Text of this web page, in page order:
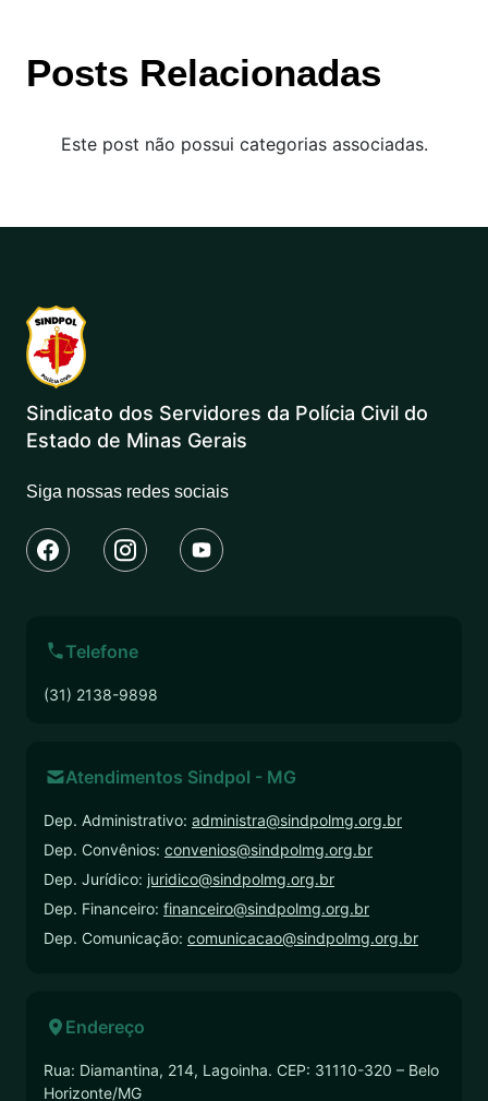
Posts Relacionadas
Este post não possui categorias associadas.
Sindicato dos Servidores da Polícia Civil do
Estado de Minas Gerais
Siga nossas redes sociais
Telefone
(31) 2138-9898
Atendimentos Sindpol - MG
Dep. Administrativo: administra@sindpolmg.org.br
Dep. Convênios: convenios@sindpolmg.org.br
Dep. Jurídico: juridico@sindpolmg.org.br
Dep. Financeiro: financeiro@sindpolmg.org.br
Dep. Comunicação: comunicacao@sindpolmg.org.br
Endereço
Rua: Diamantina, 214, Lagoinha. CEP: 31110-320 – Belo
Horizonte/MG